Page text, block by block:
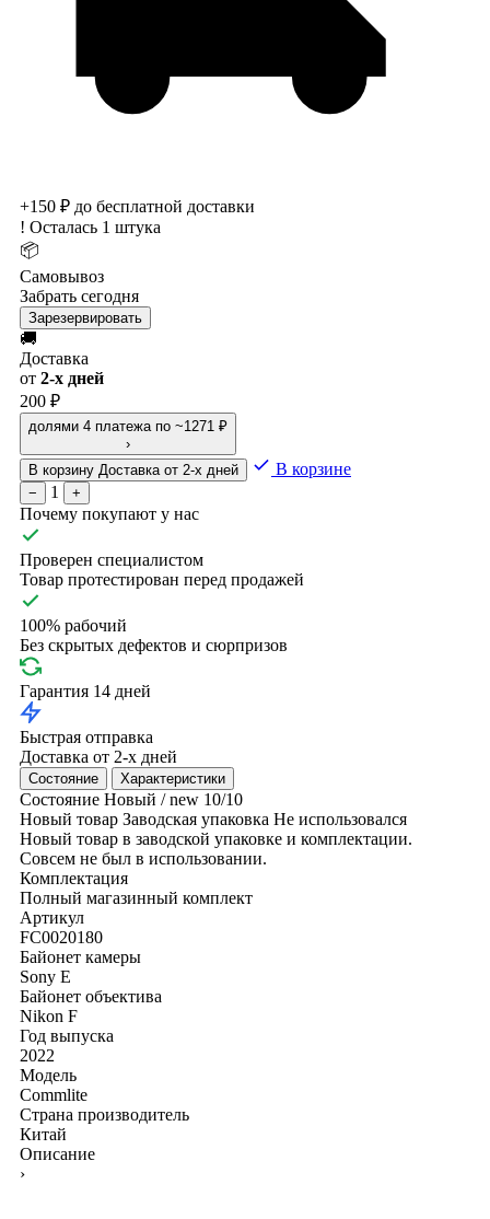
+150 ₽ до бесплатной доставки
! Осталась 1 штука
📦
Самовывоз
Забрать сегодня
Зарезервировать
🚚
Доставка
от 2-х дней
200 ₽
долями 4 платежа по ~1271 ₽
›
В корзину Доставка от 2-х дней В корзине
− 1 +
Почему покупают у нас
Проверен специалистом
Товар протестирован перед продажей
100% рабочий
Без скрытых дефектов и сюрпризов
Гарантия 14 дней
Быстрая отправка
Доставка от 2-х дней
Состояние Характеристики
Состояние Новый / new 10/10
Новый товар Заводская упаковка Не использовался
Новый товар в заводской упаковке и комплектации.
Совсем не был в использовании.
Комплектация
Полный магазинный комплект
Артикул
FC0020180
Байонет камеры
Sony E
Байонет объектива
Nikon F
Год выпуска
2022
Модель
Commlite
Страна производитель
Китай
Описание
›